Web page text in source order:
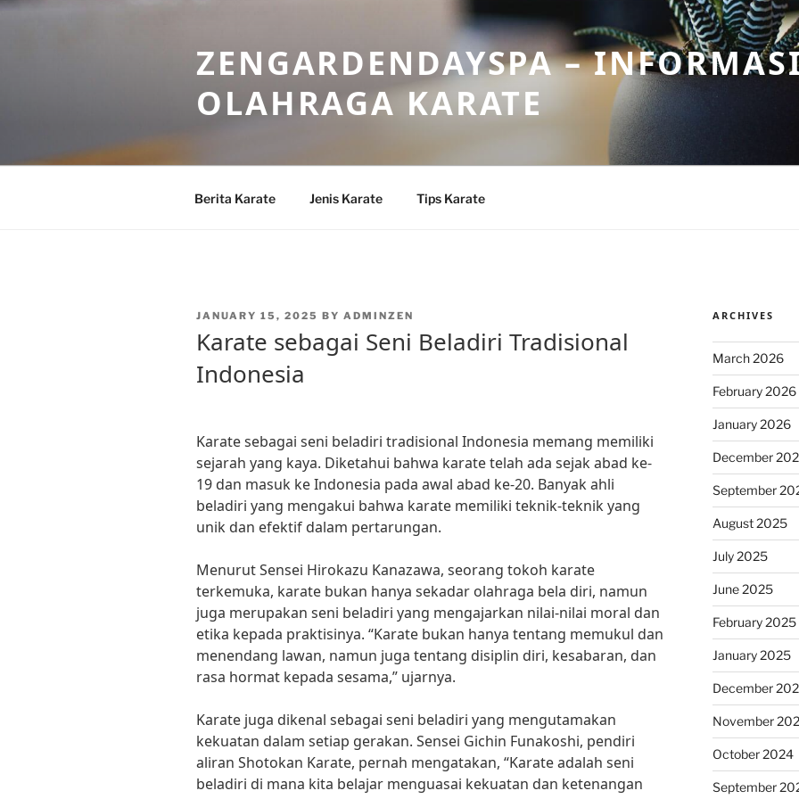
Skip
ZENGARDENDAYSPA –
OLAHRAGA KARATE
Berita Karate Jenis Karate Tips Karate
POSTED
JANUARY 15, 2025 BY ADMINZEN
Karate sebagai Seni Beladiri Tradisional
Indonesia
Karate sebagai seni beladiri tradisional Indonesia memang memiliki
sejarah yang kaya. Diketahui bahwa karate telah ada sejak abad ke-
19 dan masuk ke Indonesia pada awal abad ke-20. Banyak ahli
beladiri yang mengakui bahwa karate memiliki teknik-teknik yang
unik dan efektif dalam pertarungan.
Menurut Sensei Hirokazu Kanazawa, seorang tokoh karate
terkemuka, karate bukan hanya sekadar olahraga bela diri, namun
juga merupakan seni beladiri yang mengajarkan nilai-nilai moral dan
etika kepada praktisinya. “Karate bukan hanya tentang memukul dan
menendang lawan, namun juga tentang disiplin diri, kesabaran, dan
rasa hormat kepada sesama,” ujarnya.
Karate juga dikenal sebagai seni beladiri yang mengutamakan
kekuatan dalam setiap gerakan. Sensei Gichin Funakoshi, pendiri
aliran Shotokan Karate, pernah mengatakan, “Karate adalah seni
beladiri di mana kita belajar menguasai kekuatan dan ketenangan
ARCHIVES
March 2026
February 2026
January 2026
December
September
August 2025
July 2025
June 2025
February 2025
January 2025
December
November
October 2024
September